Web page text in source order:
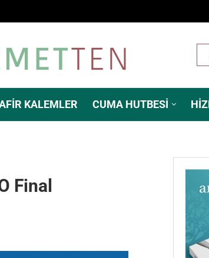
KALEMLER CUMA HUTBESI
Final